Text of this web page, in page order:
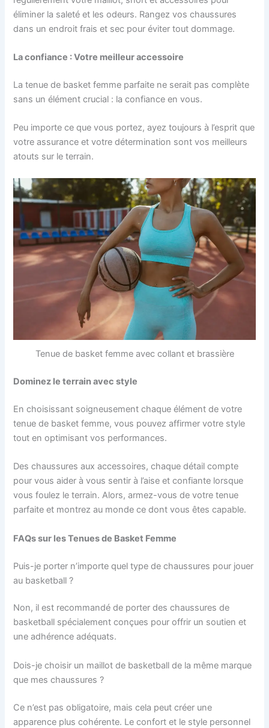
éliminer la saleté et les odeurs. Rangez vos chaussures
dans un endroit frais et sec pour éviter tout dommage.
La confiance : Votre meilleur accessoire
La tenue de basket femme parfaite ne serait pas complète
sans un élément crucial : la confiance en vous.
Peu importe ce que vous portez, ayez toujours à l’esprit que
votre assurance et votre détermination sont vos meilleurs
atouts sur le terrain.
Tenue de basket femme avec collant et brassière
Dominez le terrain avec style
En choisissant soigneusement chaque élément de votre
tenue de basket femme, vous pouvez affirmer votre style
tout en optimisant vos performances.
Des chaussures aux accessoires, chaque détail compte
pour vous aider à vous sentir à l’aise et confiante lorsque
vous foulez le terrain. Alors, armez-vous de votre tenue
parfaite et montrez au monde ce dont vous êtes capable.
FAQs sur les Tenues de Basket Femme
Puis-je porter n’importe quel type de chaussures pour jouer
au basketball ?
Non, il est recommandé de porter des chaussures de
basketball spécialement conçues pour offrir un soutien et
une adhérence adéquats.
Dois-je choisir un maillot de basketball de la même marque
que mes chaussures ?
Ce n’est pas obligatoire, mais cela peut créer une
apparence plus cohérente. Le confort et le style personnel